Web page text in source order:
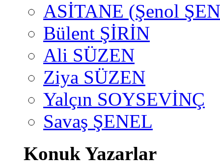
ASİTANE (Şenol
Bülent ŞİRİN
Ali SÜZEN
Ziya SÜZEN
Yalçın SOYSEVİNÇ
Savaş ŞENEL
Konuk Yazarlar